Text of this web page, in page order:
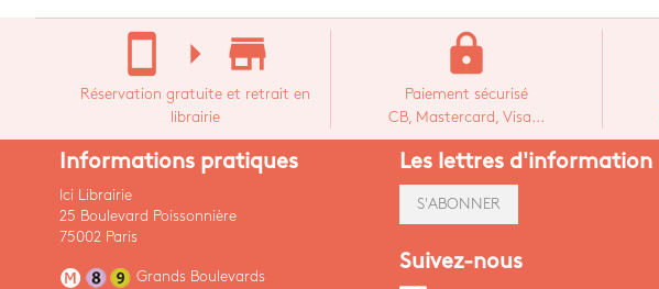
stay_current_portrait arrow_right store_mall_directory
Réservation gratuite et retrait en
librairie
lock
Paiement sécurisé
CB, Mastercard, Visa...
Informations pratiques
Ici Librairie
25 Boulevard Poissonnière
75002 Paris
Grands Boulevards
Les lettres d'information
S'ABONNER
Suivez-nous